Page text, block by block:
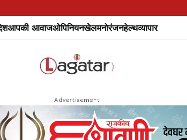
आपकी आवाजओपिनियनखेलमनोरंजनहेल्थव्यापार
Advertisement